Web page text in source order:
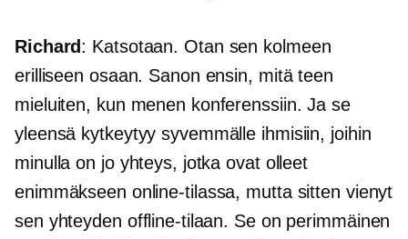
Richard: Katsotaan. Otan sen kolmeen
erilliseen osaan. Sanon ensin, mitä teen
mieluiten, kun menen konferenssiin. Ja se
yleensä kytkeytyy syvemmälle ihmisiin, joihin
minulla on jo yhteys, jotka ovat olleet
enimmäkseen online-tilassa, mutta sitten vienyt
sen yhteyden offline-tilaan. Se on perimmäinen